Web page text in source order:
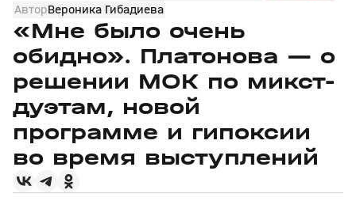
АвторВероника Гибадиева
«Мне было очень
обидно». Платонова — о
решении МОК по микст-
дуэтам, новой
программе и гипоксии
во время выступлений